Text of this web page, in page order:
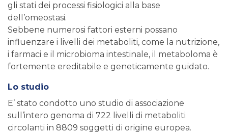
gli stati dei processi fisiologici alla base
dell’omeostasi.
Sebbene numerosi fattori esterni possano
influenzare i livelli dei metaboliti, come la nutrizione,
i farmaci e il microbioma intestinale, il metaboloma è
fortemente ereditabile e geneticamente guidato.
Lo studio
E’ stato condotto uno studio di associazione
sull’intero genoma di 722 livelli di metaboliti
circolanti in 8809 soggetti di origine europea.